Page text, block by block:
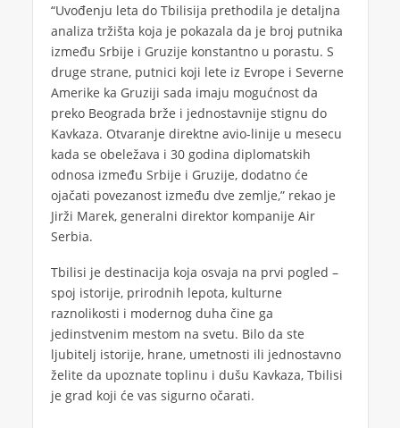
“Uvođenju leta do Tbilisija prethodila je detaljna
analiza tržišta koja je pokazala da je broj putnika
između Srbije i Gruzije konstantno u porastu. S
druge strane, putnici koji lete iz Evrope i Severne
Amerike ka Gruziji sada imaju mogućnost da
preko Beograda brže i jednostavnije stignu do
Kavkaza. Otvaranje direktne avio-linije u mesecu
kada se obeležava i 30 godina diplomatskih
odnosa između Srbije i Gruzije, dodatno će
ojačati povezanost između dve zemlje,” rekao je
Jirži Marek, generalni direktor kompanije Air
Serbia.
Tbilisi je destinacija koja osvaja na prvi pogled –
spoj istorije, prirodnih lepota, kulturne
raznolikosti i modernog duha čine ga
jedinstvenim mestom na svetu. Bilo da ste
ljubitelj istorije, hrane, umetnosti ili jednostavno
želite da upoznate toplinu i dušu Kavkaza, Tbilisi
je grad koji će vas sigurno očarati.